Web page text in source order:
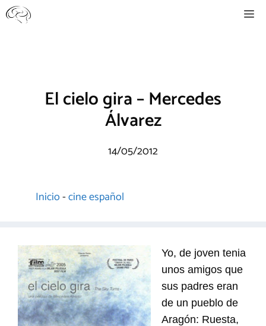
Saltar
al
El cielo gira – Mercedes
Álvarez
14/05/2012
Inicio-cine español
Yo, de joven tenia
unos amigos que
sus padres eran
de un pueblo de
Aragón: Ruesta,